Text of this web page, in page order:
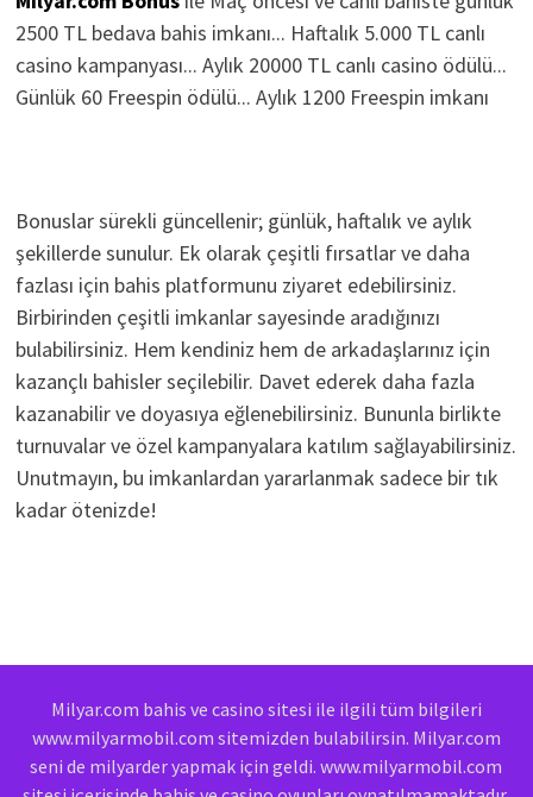
2500 TL bedava bahis imkanı... Haftalık 5.000 TL canlı
casino kampanyası... Aylık 20000 TL canlı casino ödülü...
Günlük 60 Freespin ödülü... Aylık 1200 Freespin imkanı
Bonuslar sürekli güncellenir; günlük, haftalık ve aylık
şekillerde sunulur. Ek olarak çeşitli fırsatlar ve daha
fazlası için bahis platformunu ziyaret edebilirsiniz.
Birbirinden çeşitli imkanlar sayesinde aradığınızı
bulabilirsiniz. Hem kendiniz hem de arkadaşlarınız için
kazançlı bahisler seçilebilir. Davet ederek daha fazla
kazanabilir ve doyasıya eğlenebilirsiniz. Bununla birlikte
turnuvalar ve özel kampanyalara katılım sağlayabilirsiniz.
Unutmayın, bu imkanlardan yararlanmak sadece bir tık
kadar ötenizde!
Milyar.com bahis ve casino sitesi ile ilgili tüm bilgileri
www.milyarmobil.com sitemizden bulabilirsin. Milyar.com
seni de milyarder yapmak için geldi. www.milyarmobil.com